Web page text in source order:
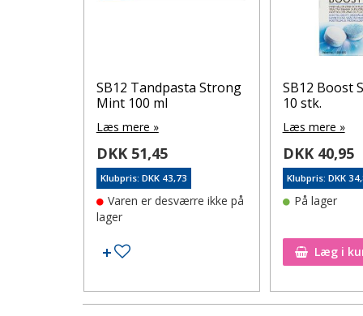
Tilføj til ønskeseddel
SB12 Tandpasta Strong
Mint 100 ml
Læs mere »
DKK 51,45
Klubpris: DKK 43,73
Varen er desværre ikke på
lager
Tilføj til ønskeseddel
SB12 Boost
10 stk.
Læs mere »
DKK 40,95
Klubpris: DKK
På lager
Læg i